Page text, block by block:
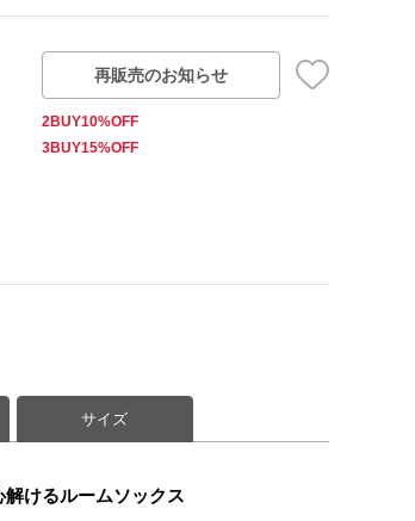
再販売のお知らせ
2BUY10%OFF
3BUY15%OFF
サイズ
けるルームソックス